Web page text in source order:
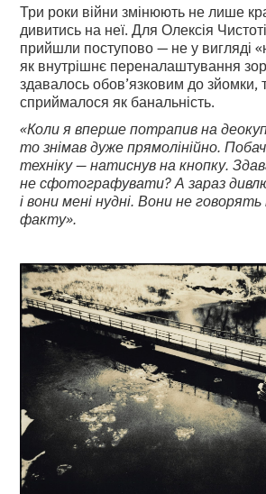
Три роки війни змінюють не лише
дивитись на неї. Для Олексія
прийшли поступово — не у вигляді
як внутрішнє переналаштування
здавалось обов’язковим до зйомки,
сприймалося як банальність.
«Коли я вперше потрапив на
то знімав дуже прямолінійно.
техніку — натиснув на кнопку.
не сфотографувати? А зараз
і вони мені нудні. Вони не говорять
факту».